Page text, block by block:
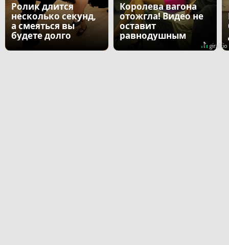
Ролик длится
несколько секунд,
а смеяться вы
будете долго
Королева вагона
отожгла! Видео не
оставит
равнодушным